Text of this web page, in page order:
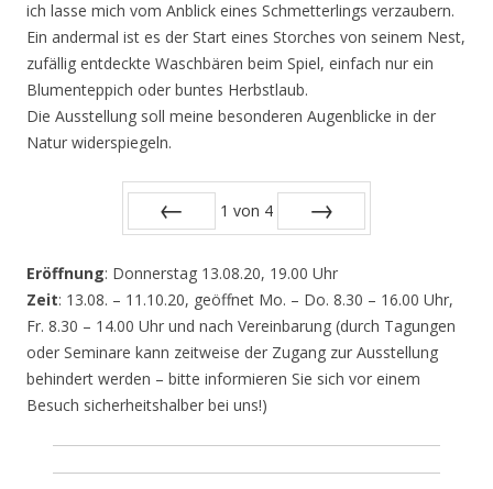
ich lasse mich vom Anblick eines Schmetterlings verzaubern.
Ein andermal ist es der Start eines Storches von seinem Nest,
zufällig entdeckte Waschbären beim Spiel, einfach nur ein
Blumenteppich oder buntes Herbstlaub.
Die Ausstellung soll meine besonderen Augenblicke in der
Natur widerspiegeln.
1 von 4
Eröffnung: Donnerstag 13.08.20, 19.00 Uhr
Zeit: 13.08. – 11.10.20, geöffnet Mo. – Do. 8.30 – 16.00 Uhr,
Fr. 8.30 – 14.00 Uhr und nach Vereinbarung (durch Tagungen
oder Seminare kann zeitweise der Zugang zur Ausstellung
behindert werden – bitte informieren Sie sich vor einem
Besuch sicherheitshalber bei uns!)